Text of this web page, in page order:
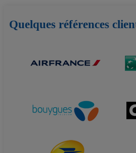
Quelques références